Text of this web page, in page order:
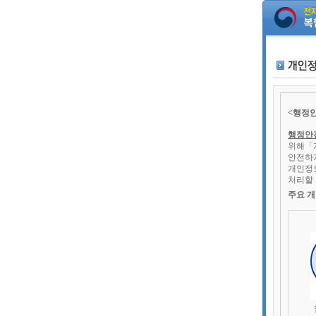
본문 바로가
<행정
행정안
위해「
안전하
개인정
처리할
주요